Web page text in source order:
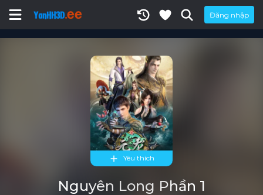
Đăng nhập
Yêu thích
Nguyên Long Phần 1